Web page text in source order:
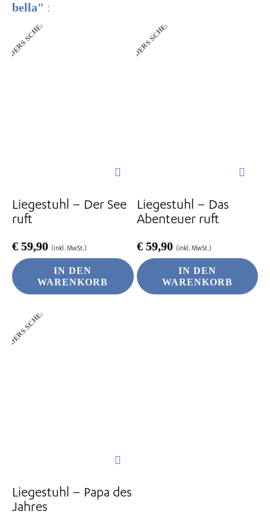
bella" :
ANDERS SCHENKEN
Liegestuhl – Der See
ruft
€ 59,90 (inkl. MwSt.)
IN DEN
WARENKORB
ANDERS SCHENKEN
Liegestuhl – Das
Abenteuer ruft
€59,90 (inkl. MwSt.)
IN DEN
WARENKORB
ANDERS SCHENKEN
Liegestuhl – Papa des
Jahres